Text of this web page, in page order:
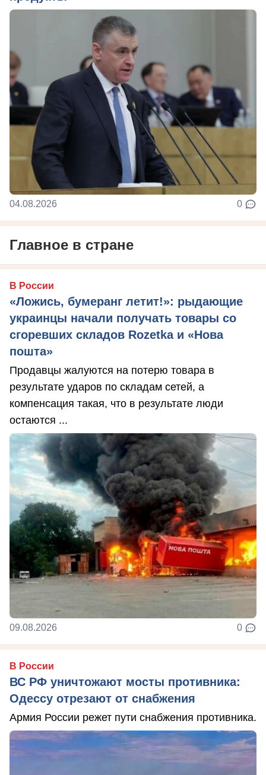
04.08.2026 0
Главное в стране
В России
«Ложись, бумеранг летит!»: рыдающие
украинцы начали получать товары со
сгоревших складов Rozetka и «Нова
пошта»
Продавцы жалуются на потерю товара в
результате ударов по складам сетей, а
компенсация такая, что в результате люди
остаются ...
09.08.2026 0
В России
ВС РФ уничтожают мосты противника:
Одессу отрезают от снабжения
Армия России режет пути снабжения противника.